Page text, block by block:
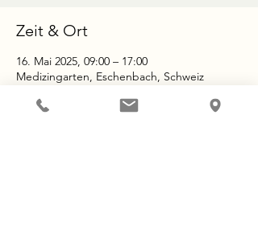
Zeit & Ort
16. Mai 2025, 09:00 – 17:00
Medizingarten, Eschenbach, Schweiz